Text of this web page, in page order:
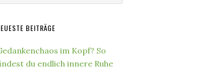
BEITRÄGE
im Kopf? So
du endlich innere Ruhe